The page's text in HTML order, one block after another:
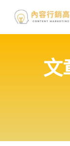
文